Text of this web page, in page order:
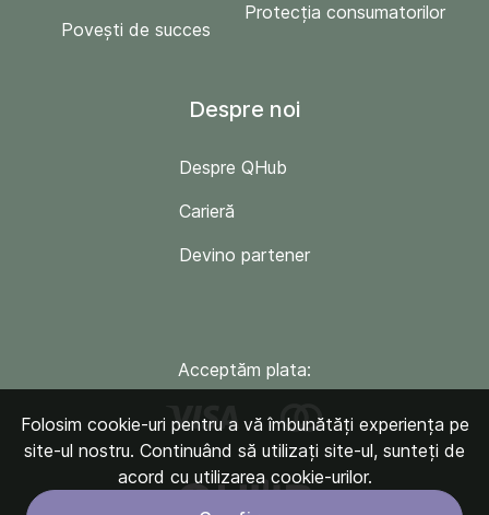
Povești de succes
Protecția consumatorilor
Despre noi
Despre QHub
Carieră
Devino partener
Acceptăm plata:
Folosim cookie-uri pentru a vă îmbunătăți experiența pe
site-ul nostru. Continuând să utilizați site-ul, sunteți de
acord cu utilizarea cookie-urilor.